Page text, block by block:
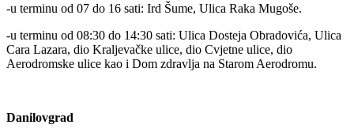
-u terminu od 07 do 16 sati: Ird Šume, Ulica Raka Mugoše.
-u terminu od 08:30 do 14:30 sati: Ulica Dosteja Obradovića, Ulica
Cara Lazara, dio Kraljevačke ulice, dio Cvjetne ulice, dio
Aerodromske ulice kao i Dom zdravlja na Starom Aerodromu.
Danilovgrad